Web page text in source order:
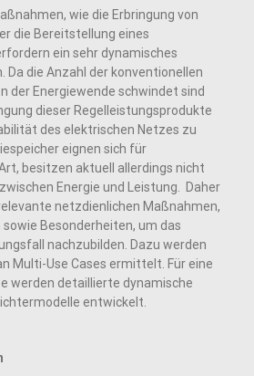
wie die Erbringung von
die Bereitstellung eines
ein sehr dynamisches
Da die Anzahl der konventionellen
der Energiewende schwindet sind
dieser Regelleistungsprodukte
des elektrischen Netzes zu
eignen sich für
besitzen aktuell allerdings nicht
Energie und Leistung. Daher
netzdienlichen Maßnahmen,
Besonderheiten, um das
nachzubilden. Dazu werden
Multi-Use Cases ermittelt. Für eine
werden detaillierte dynamische
entwickelt.